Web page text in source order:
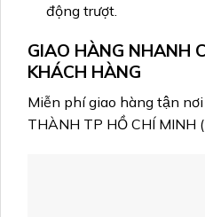
động trượt.
GIAO HÀNG NHANH
KHÁCH HÀNG
Miễn phí giao hàng tận
THÀNH TP HỒ CHÍ MINH (